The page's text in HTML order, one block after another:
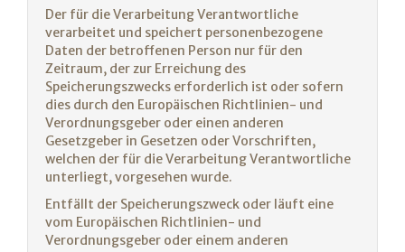
Der für die Verarbeitung Verantwortliche
verarbeitet und speichert personenbezogene
Daten der betroffenen Person nur für den
Zeitraum, der zur Erreichung des
Speicherungszwecks erforderlich ist oder sofern
dies durch den Europäischen Richtlinien- und
Verordnungsgeber oder einen anderen
Gesetzgeber in Gesetzen oder Vorschriften,
welchen der für die Verarbeitung Verantwortliche
unterliegt, vorgesehen wurde.
Entfällt der Speicherungszweck oder läuft eine
vom Europäischen Richtlinien- und
Verordnungsgeber oder einem anderen